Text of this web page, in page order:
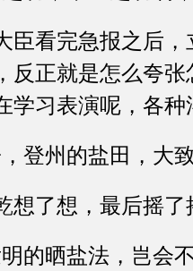
看完急报之后，
反正就是怎么夸
学习表演呢，各种
州的盐田，大致
了想，最后摇了
晒盐法，岂会